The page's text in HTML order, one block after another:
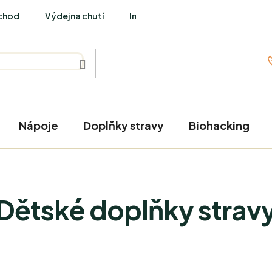
Výdejna chutí Interviews
Nápoje Doplňky stravy Biohacking
doplňky